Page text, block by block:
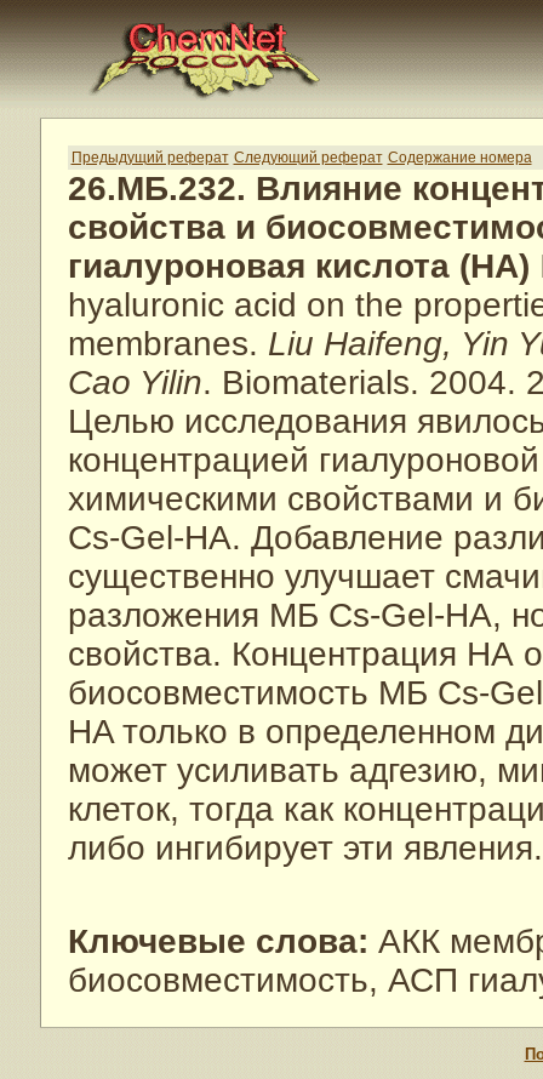
Предыдущий реферат Следующий реферат Содержание номера
26.МБ.232. Влияние
свойства и
гиалуроновая кислота (НА)
hyaluronic acid on the
membranes. Liu Haifeng, Yin
Cao Yilin. Biomaterials. 2004.
Целью исследования
концентрацией
химическими свойствами и
Cs-Gel-HA. Добавление
существенно улучшает
разложения МБ Cs-Gel-HA,
свойства. Концентрация НА
биосовместимость МБ Cs-
HA только в определенном
может усиливать адгезию,
клеток, тогда как
либо ингибирует эти явления.
Ключевые слова: АКК
биосовместимость, АСП